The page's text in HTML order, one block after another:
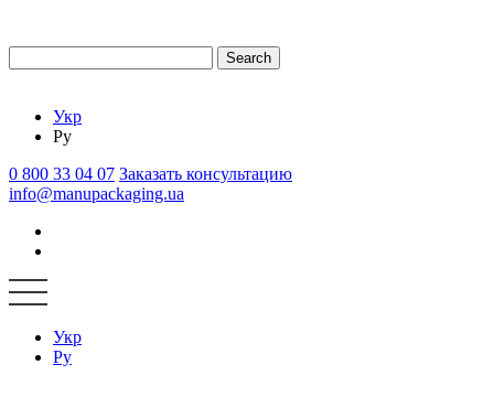
Search
Укр
Ру
0 800 33 04 07 Заказать консультацию
info@manupackaging.ua
Укр
Ру